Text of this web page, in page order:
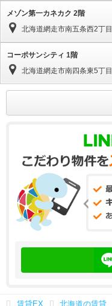
メゾン第一カネカク 2階
北海道網走市南五条西2丁目
コーポサンシティ 1階
北海道網走市南四条東5丁目
賃貸EX 北海道の賃貸